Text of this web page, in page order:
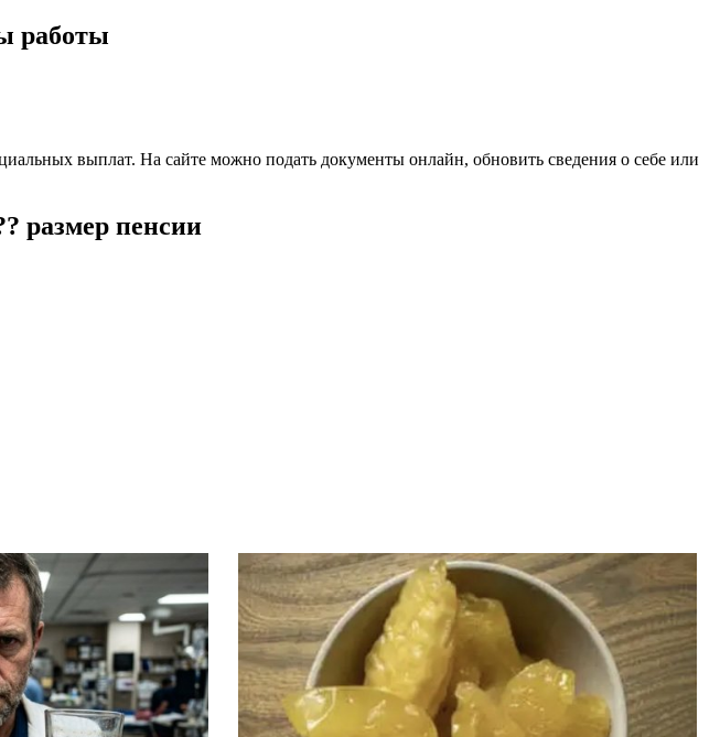
работы
выплат. На сайте можно подать документы онлайн, обновить сведения о себе или
размер пенсии